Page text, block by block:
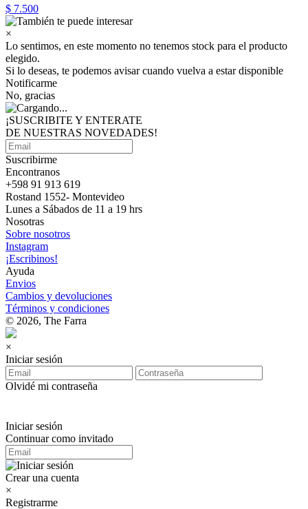
$ 7.500
×
Lo sentimos, en este momento no tenemos stock para el producto
elegido.
Si lo deseas, te podemos avisar cuando vuelva a estar disponible
Notificarme
No, gracias
¡SUSCRIBITE Y ENTERATE
DE NUESTRAS NOVEDADES!
Suscribirme
Encontranos
+598 91 913 619
Rostand 1552- Montevideo
Lunes a Sábados de 11 a 19 hrs
Nosotras
Sobre nosotros
Instagram
¡Escribinos!
Ayuda
Envios
Cambios y devoluciones
Términos y condiciones
© 2026, The Farra
×
Iniciar sesión
Olvidé mi contraseña
Iniciar sesión
Continuar como invitado
Crear una cuenta
×
Registrarme